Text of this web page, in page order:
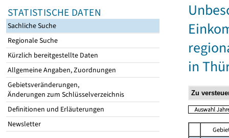
STATISTISCHE DATEN
Sachliche Suche
Regionale Suche
Kürzlich bereitgestellte Daten
Allgemeine Angaben, Zuordnungen
Gebietsveränderungen,
Änderungen zum Schlüsselverzeichnis
Definitionen und Erläuterungen
Newsletter
in